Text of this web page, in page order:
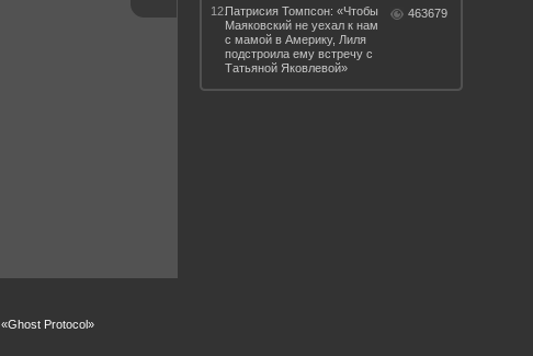
Protocol»
12.Патрисия Томпсон: «Чтобы
Маяковский не уехал к нам
с мамой в Америку, Лиля
подстроила ему встречу с
Татьяной Яковлевой»
463679